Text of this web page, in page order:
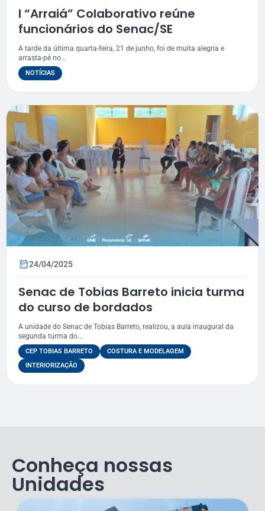
I “Arraiá” Colaborativo reúne
funcionários do Senac/SE
A tarde da última quarta-feira, 21 de junho, foi de muita alegria e
arrasta-pé no...
NOTÍCIAS
24/04/2025
Senac de Tobias Barreto inicia turma
do curso de bordados
A unidade do Senac de Tobias Barreto, realizou, a aula inaugural da
segunda turma do...
CEP TOBIAS BARRETO
COSTURA E MODELAGEM
INTERIORIZAÇÃO
Conheça nossas
Unidades